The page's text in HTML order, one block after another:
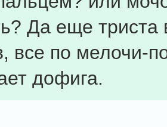
Да еще триста
все по мелочи-
дофига.